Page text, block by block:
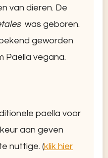
van dieren. De
was geboren.
geworden
Paella vegana.
paella voor
aan geven
nuttige. (klik hier